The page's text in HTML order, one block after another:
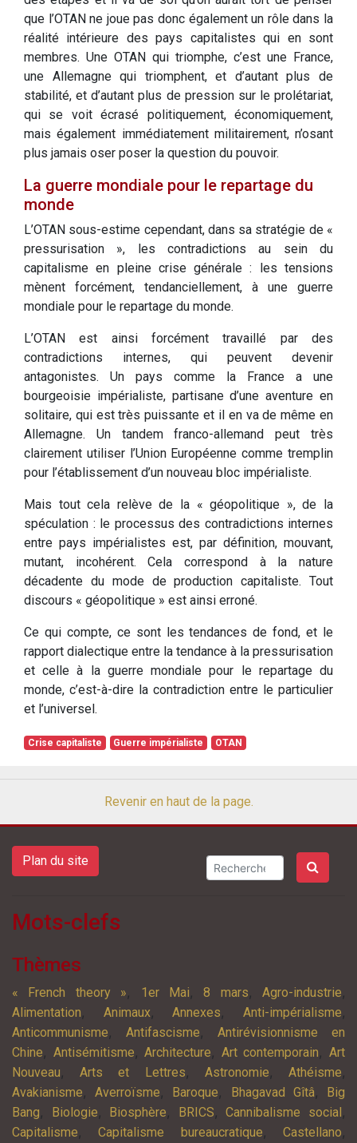
que l’OTAN ne joue pas donc également un rôle dans la
réalité intérieure des pays capitalistes qui en sont
membres. Une OTAN qui triomphe, c’est une France,
une Allemagne qui triomphent, et d’autant plus de
stabilité, et d’autant plus de pression sur le prolétariat,
qui se voit écrasé politiquement, économiquement,
mais également immédiatement militairement, n’osant
plus jamais oser poser la question du pouvoir.
La guerre mondiale pour le repartage du
monde
L’OTAN sous-estime cependant, dans sa stratégie de «
pressurisation », les contradictions au sein du
capitalisme en pleine crise générale : les tensions
mènent forcément, tendanciellement, à une guerre
mondiale pour le repartage du monde.
L’OTAN est ainsi forcément travaillé par des
contradictions internes, qui peuvent devenir
antagonistes. Un pays comme la France a une
bourgeoisie impérialiste, partisane d’une aventure en
solitaire, qui est très puissante et il en va de même en
Allemagne. Un tandem franco-allemand peut très
clairement utiliser l’Union Européenne comme tremplin
pour l’établissement d’un nouveau bloc impérialiste.
Mais tout cela relève de la « géopolitique », de la
spéculation : le processus des contradictions internes
entre pays impérialistes est, par définition, mouvant,
mutant, incohérent. Cela correspond à la nature
décadente du mode de production capitaliste. Tout
discours « géopolitique » est ainsi erroné.
Ce qui compte, ce sont les tendances de fond, et le
rapport dialectique entre la tendance à la pressurisation
et celle à la guerre mondiale pour le repartage du
monde, c’est-à-dire la contradiction entre le particulier
et l’universel.
Crise capitaliste Guerre impérialiste OTAN
Revenir en haut de la page.
Plan du site
Mots-clefs
Thèmes
« French theory », 1er Mai,8 mars, Agro-industrie,
Alimentation, Animaux,Annexes,Anti-impérialisme,
Anticommunisme, Antifascisme, Antirévisionnisme en
Chine, Antisémitisme,Architecture, Art contemporain,Art
Nouveau,Arts et Lettres, Astronomie,Athéisme,
Avakianisme,Averroïsme, Baroque, Bhagavad Gîtâ,
Big
Bang, Biologie, Biosphère, BRICS,Cannibalisme social ,
Capitalisme,Capitalisme bureaucratique,Castellano,